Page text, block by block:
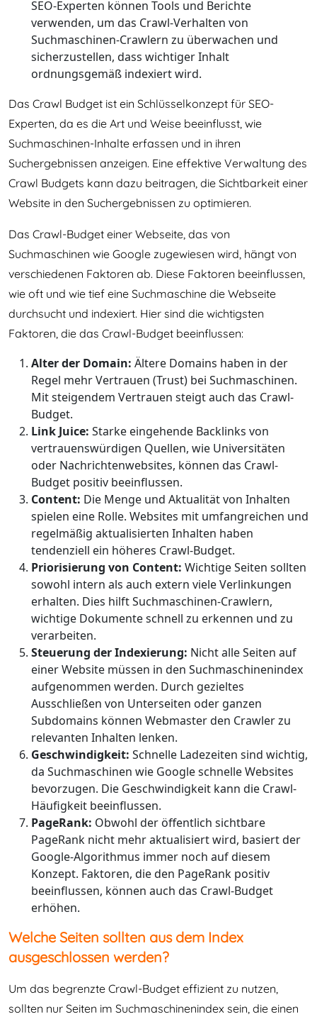
SEO-Experten können Tools und Berichte
verwenden, um das Crawl-Verhalten von
Suchmaschinen-Crawlern zu überwachen und
sicherzustellen, dass wichtiger Inhalt
ordnungsgemäß indexiert wird.
Das Crawl Budget ist ein Schlüsselkonzept für SEO-
Experten, da es die Art und Weise beeinflusst, wie
Suchmaschinen-Inhalte erfassen und in ihren
Suchergebnissen anzeigen. Eine effektive Verwaltung des
Crawl Budgets kann dazu beitragen, die Sichtbarkeit einer
Website in den Suchergebnissen zu optimieren.
Das Crawl-Budget einer Webseite, das von
Suchmaschinen wie Google zugewiesen wird, hängt von
verschiedenen Faktoren ab. Diese Faktoren beeinflussen,
wie oft und wie tief eine Suchmaschine die Webseite
durchsucht und indexiert. Hier sind die wichtigsten
Faktoren, die das Crawl-Budget beeinflussen:
Alter der Domain: Ältere Domains haben in der
Regel mehr Vertrauen (Trust) bei Suchmaschinen.
Mit steigendem Vertrauen steigt auch das Crawl-
Budget.
Link Juice: Starke eingehende Backlinks von
vertrauenswürdigen Quellen, wie Universitäten
oder Nachrichtenwebsites, können das Crawl-
Budget positiv beeinflussen.
Content: Die Menge und Aktualität von Inhalten
spielen eine Rolle. Websites mit umfangreichen und
regelmäßig aktualisierten Inhalten haben
tendenziell ein höheres Crawl-Budget.
Priorisierung von Content: Wichtige Seiten sollten
sowohl intern als auch extern viele Verlinkungen
erhalten. Dies hilft Suchmaschinen-Crawlern,
wichtige Dokumente schnell zu erkennen und zu
verarbeiten.
Steuerung der Indexierung: Nicht alle Seiten auf
einer Website müssen in den Suchmaschinenindex
aufgenommen werden. Durch gezieltes
Ausschließen von Unterseiten oder ganzen
Subdomains können Webmaster den Crawler zu
relevanten Inhalten lenken.
Geschwindigkeit: Schnelle Ladezeiten sind wichtig,
da Suchmaschinen wie Google schnelle Websites
bevorzugen. Die Geschwindigkeit kann die Crawl-
Häufigkeit beeinflussen.
PageRank: Obwohl der öffentlich sichtbare
PageRank nicht mehr aktualisiert wird, basiert der
Google-Algorithmus immer noch auf diesem
Konzept. Faktoren, die den PageRank positiv
beeinflussen, können auch das Crawl-Budget
erhöhen.
Welche Seiten sollten aus dem Index
ausgeschlossen werden?
Um das begrenzte Crawl-Budget effizient zu nutzen,
sollten nur Seiten im Suchmaschinenindex sein, die einen